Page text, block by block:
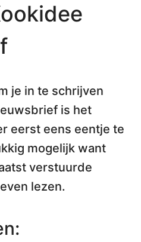
je in te schrijven
is het
eerst eens eentje te
mogelijk want
verstuurde
lezen.